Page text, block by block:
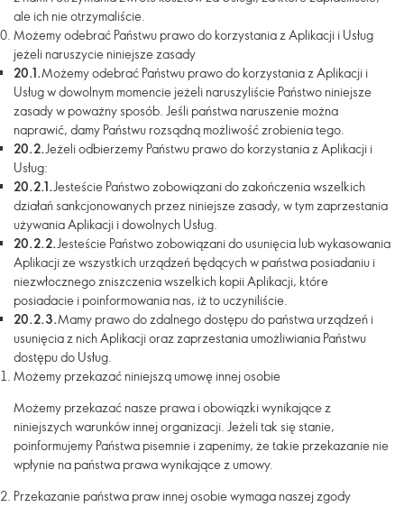
ale ich nie otrzymaliście.
Możemy odebrać Państwu prawo do korzystania z Aplikacji i Usług
jeżeli naruszycie niniejsze zasady
20.1.Możemy odebrać Państwu prawo do korzystania z Aplikacji i
Usług w dowolnym momencie jeżeli naruszyliście Państwo niniejsze
zasady w poważny sposób. Jeśli państwa naruszenie można
naprawić, damy Państwu rozsądną możliwość zrobienia tego.
20.2.Jeżeli odbierzemy Państwu prawo do korzystania z Aplikacji i
Usług:
20.2.1.Jesteście Państwo zobowiązani do zakończenia wszelkich
działań sankcjonowanych przez niniejsze zasady, w tym zaprzestania
używania Aplikacji i dowolnych Usług.
20.2.2.Jesteście Państwo zobowiązani do usunięcia lub wykasowania
Aplikacji ze wszystkich urządzeń będących w państwa posiadaniu i
niezwłocznego zniszczenia wszelkich kopii Aplikacji, które
posiadacie i poinformowania nas, iż to uczyniliście.
20.2.3.Mamy prawo do zdalnego dostępu do państwa urządzeń i
usunięcia z nich Aplikacji oraz zaprzestania umożliwiania Państwu
dostępu do Usług.
Możemy przekazać niniejszą umowę innej osobie
Możemy przekazać nasze prawa i obowiązki wynikające z
niniejszych warunków innej organizacji. Jeżeli tak się stanie,
poinformujemy Państwa pisemnie i zapenimy, że takie przekazanie nie
wpłynie na państwa prawa wynikające z umowy.
Przekazanie państwa praw innej osobie wymaga naszej zgody